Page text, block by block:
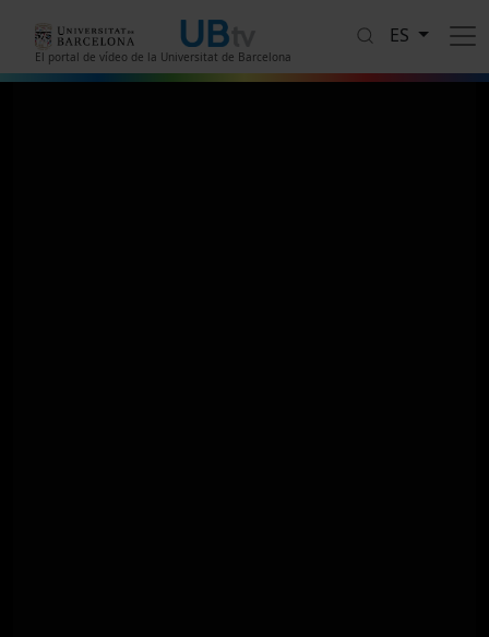
El portal de vídeo de la Universitat de Barcelona
ES